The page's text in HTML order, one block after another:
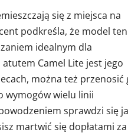
się z miejsca na
podkreśla, że model ten
idealnym dla
Camel Lite jest jego
można też przenosić
wymogów wielu linii
sprawdzi się
martwić się dopłatami za